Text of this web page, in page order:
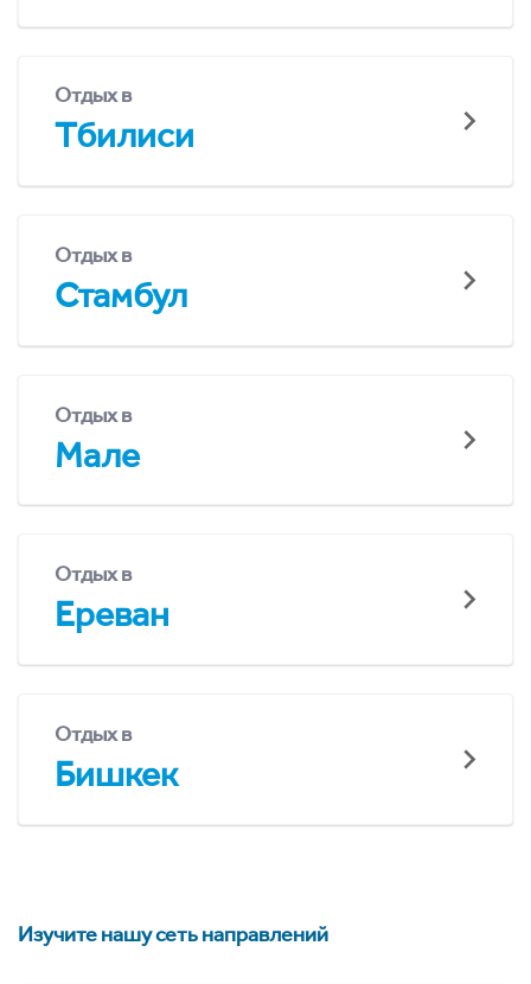
Отдых в
Тбилиси
Отдых в
Стамбул
Отдых в
Мале
Отдых в
Ереван
Отдых в
Бишкек
Изучите нашу сеть направлений